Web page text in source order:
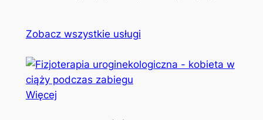
Zobacz wszystkie usługi
Więcej